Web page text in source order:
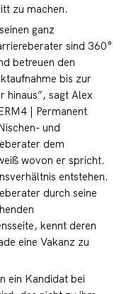
zu machen.
ganz
sind 360°
betreuen den
bis zur
hinaus”, sagt Alex
| Permanent
und
dem
wovon er spricht.
entstehen.
durch seine
kennt deren
eine Vakanz zu
ein Kandidat bei